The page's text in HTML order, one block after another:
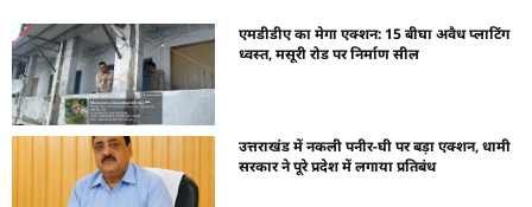
एमडीडीए का मेगा एक्शन: 15 बीघा अवैध प्लाटिंग
ध्वस्त, मसूरी रोड पर निर्माण सील
उत्तराखंड में नकली पनीर-घी पर बड़ा एक्शन, धामी
सरकार ने पूरे प्रदेश में लगाया प्रतिबंध